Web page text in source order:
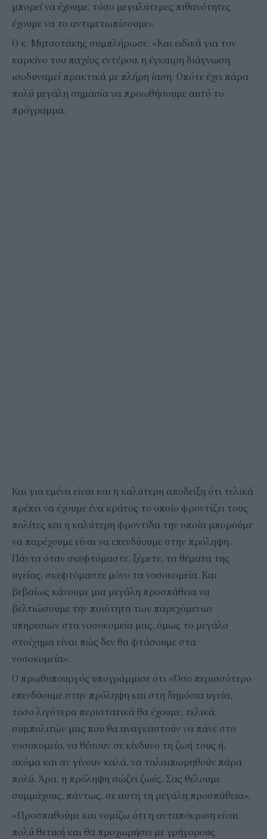
μπορεί να έχουμε, τόσο μεγαλύτερες πιθανότητες
έχουμε να το αντιμετωπίσουμε».
Ο κ. Μητσοτάκης συμπλήρωσε: «Και ειδικά για τον
καρκίνο του παχέος εντέρου, η έγκαιρη διάγνωση
ισοδυναμεί πρακτικά με πλήρη ίαση. Οπότε έχει πάρα
πολύ μεγάλη σημασία να προωθήσουμε αυτό το
πρόγραμμα.
Και για εμένα είναι και η καλύτερη απόδειξη ότι τελικά
πρέπει να έχουμε ένα κράτος το οποίο φροντίζει τους
πολίτες και η καλύτερη φροντίδα την οποία μπορούμε
να παρέχουμε είναι να επενδύουμε στην πρόληψη.
Πάντα όταν σκεφτόμαστε, ξέρετε, τα θέματα της
υγείας, σκεφτόμαστε μόνο τα νοσοκομεία. Και
βεβαίως κάνουμε μια μεγάλη προσπάθεια να
βελτιώσουμε την ποιότητα των παρεχόμενων
υπηρεσιών στα νοσοκομεία μας, όμως το μεγάλο
στοίχημα είναι πώς δεν θα φτάσουμε στα
νοσοκομεία».
Ο πρωθυπουργός υπογράμμισε ότι «Όσο περισσότερο
επενδύουμε στην πρόληψη και στη δημόσια υγεία,
τόσο λιγότερα περιστατικά θα έχουμε, τελικά,
συμπολιτών μας που θα αναγκαστούν να πάνε στο
νοσοκομείο, να θέσουν σε κίνδυνο τη ζωή τους ή,
ακόμα και αν γίνουν καλά, να ταλαιπωρηθούν πάρα
πολύ. Άρα, η πρόληψη σώζει ζωές. Σας θέλουμε
συμμάχους, πάντως, σε αυτή τη μεγάλη προσπάθεια».
«Προσπαθούμε και νομίζω ότι η ανταπόκριση είναι
πολύ θετική και θα προχωρήσει με γρήγορους